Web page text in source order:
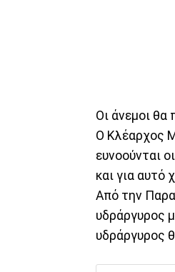
Οι άνεμοι θα
Ο Κλέαρχος
ευνοούνται
και για αυτό
Από την
υδράργυρος
υδράργυρος